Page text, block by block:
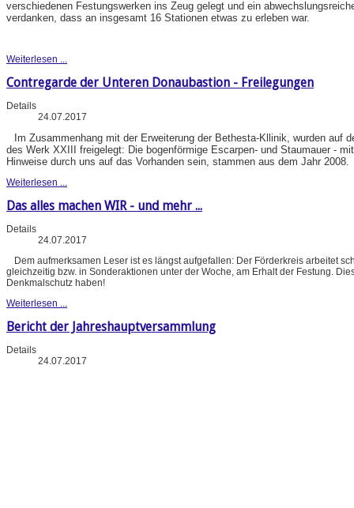
verschiedenen Festungswerken ins Zeug gelegt und ein
verdanken, dass an insgesamt 16 Stationen etwas zu erleben war.
Weiterlesen ...
Contregarde der Unteren Donaubastion - Freilegungen
Details
24.07.2017
Im Zusammenhang mit der Erweiterung der Bethesta-Kllinik, wurden auf
des Werk XXIII freigelegt: Die bogenförmige Escarpen- und Staumauer -
Hinweise durch uns auf das Vorhanden sein, stammen aus dem Jahr 2008.
Weiterlesen ...
Das alles machen WIR - und mehr ...
Details
24.07.2017
Dem aufmerksamen Leser ist es längst aufgefallen: Der Förderkreis arbeitet
gleichzeitig bzw. in Sonderaktionen unter der Woche, am Erhalt der Festung.
Denkmalschutz haben!
Weiterlesen ...
Bericht der Jahreshauptversammlung
Details
24.07.2017